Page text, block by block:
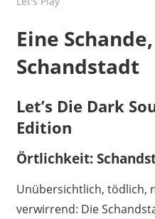
Eine
Schandstadt
Let’s Die Dark
Edition
Örtlichkeit:
Unübersichtlich, tödlich,
verwirrend: Die